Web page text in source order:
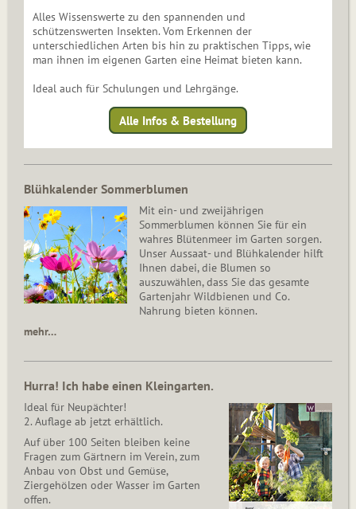
Alles Wissenswerte zu den spannenden und
schützenswerten Insekten. Vom Erkennen der
unterschiedlichen Arten bis hin zu praktischen Tipps, wie
man ihnen im eigenen Garten eine Heimat bieten kann.
Ideal auch für Schulungen und Lehrgänge.
Alle Infos & Bestellung
Blühkalender Sommerblumen
Mit ein- und zweijährigen
Sommerblumen können Sie für ein
wahres Blütenmeer im Garten sorgen.
Unser Aussaat- und Blühkalender hilft
Ihnen dabei, die Blumen so
auszuwählen, dass Sie das gesamte
Gartenjahr Wildbienen und Co.
Nahrung bieten können.
mehr…
Hurra! Ich habe einen Kleingarten.
Ideal für Neupächter!
2. Auflage ab jetzt erhältlich.
Auf über 100 Seiten bleiben keine
Fragen zum Gärtnern im Verein, zum
Anbau von Obst und Gemüse,
Ziergehölzen oder Wasser im Garten
offen.